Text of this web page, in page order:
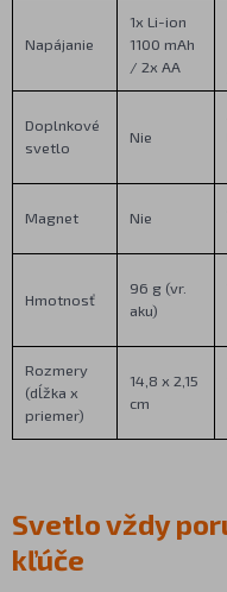
Napájanie
1x Li-ion
1100 mAh
/ 2x AA
Doplnkové
svetlo
Nie
Magnet Nie
Hmotnosť
96 g (vr.
aku)
Rozmery
(dĺžka x
priemer)
14,8 x 2,15
cm
Svetlo vždy
kľúče